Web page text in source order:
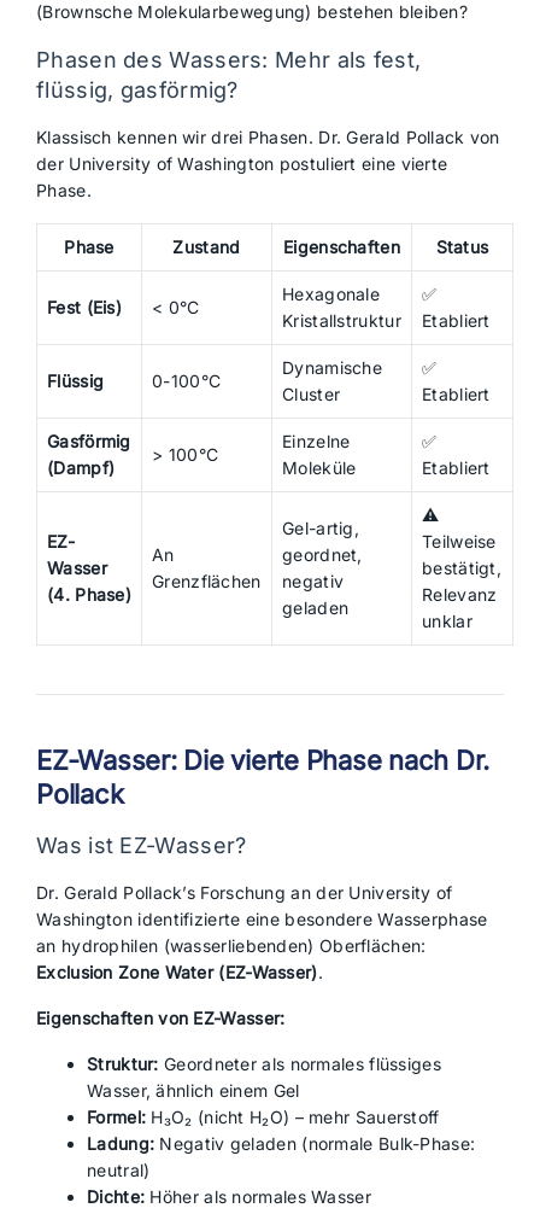
(Brownsche Molekularbewegung) bestehen bleiben?
Phasen des Wassers: Mehr als fest,
flüssig, gasförmig?
Klassisch kennen wir drei Phasen. Dr. Gerald Pollack von
der University of Washington postuliert eine vierte
Phase.
Phase Zustand Eigenschaften Status
Fest (Eis) < 0°C
Hexagonale
Kristallstruktur
✅
Etabliert
Flüssig 0-100°C
Dynamische
Cluster
✅
Etabliert
Gasförmig
(Dampf)
> 100°C
Einzelne
Moleküle
✅
Etabliert
EZ-
Wasser
(4. Phase)
An
Grenzflächen
Gel-artig,
geordnet,
negativ
geladen
⚠️
Teilweise
bestätigt,
Relevanz
unklar
EZ-Wasser: Die vierte Phase nach Dr.
Pollack
Was ist EZ-Wasser?
Dr. Gerald Pollack’s Forschung an der University of
Washington identifizierte eine besondere Wasserphase
an hydrophilen (wasserliebenden) Oberflächen:
Exclusion Zone Water (EZ-Wasser).
Eigenschaften von EZ-Wasser:
Struktur: Geordneter als normales flüssiges
Wasser, ähnlich einem Gel
Formel: H₃O₂ (nicht H₂O) – mehr Sauerstoff
Ladung: Negativ geladen (normale Bulk-Phase:
neutral)
Dichte: Höher als normales Wasser